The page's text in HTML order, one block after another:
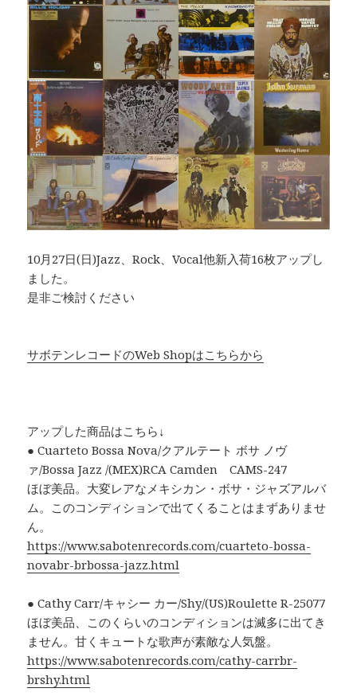
10月27日(日)Jazz、Rock、Vocal他新入荷16枚アップし
ました。
是非ご検討ください
サボテンレコードのWeb Shopはこちらから
アップした商品はこちら↓
● Cuarteto Bossa Nova/クアルテート ボサ ノヴ
ァ/Bossa Jazz /(MEX)RCA Camden CAMS-247
ほぼ美品。大変レアなメキシカン・ボサ・ジャズアルバ
ム。このコンディションで出てくることはまずありませ
ん。
https://www.sabotenrecords.com/cuarteto-bossa-
novabr-brbossa-jazz.html
● Cathy Carr/キャシー カー/Shy/(US)Roulette R-25077
ほぼ美品、このくらいのコンディションは滅多に出てき
ません。甘くキュートな歌声が素敵な人気盤。
https://www.sabotenrecords.com/cathy-carrbr-
brshy.html